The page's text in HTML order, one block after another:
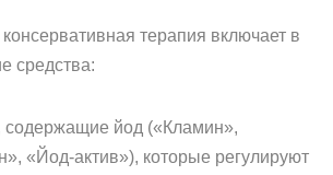
терапия включает в
средства:
содержащие йод («Кламин»,
«Йод-актив»), которые регулируют